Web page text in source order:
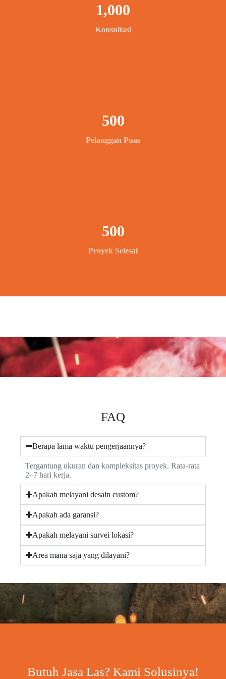
Konsultasi
1,000
Pelanggan Puas
500
Proyek Selesai
500
FAQ
Berapa lama waktu pengerjaannya?
Tergantung ukuran dan kompleksitas proyek. Rata-rata
2–7 hari kerja.
Apakah melayani desain custom?
Apakah ada garansi?
Apakah melayani survei lokasi?
Area mana saja yang dilayani?
Butuh Jasa Las? Kami Solusinya!